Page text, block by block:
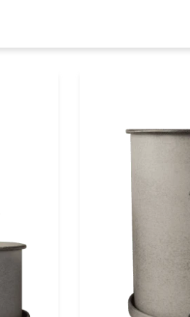
Übertopf